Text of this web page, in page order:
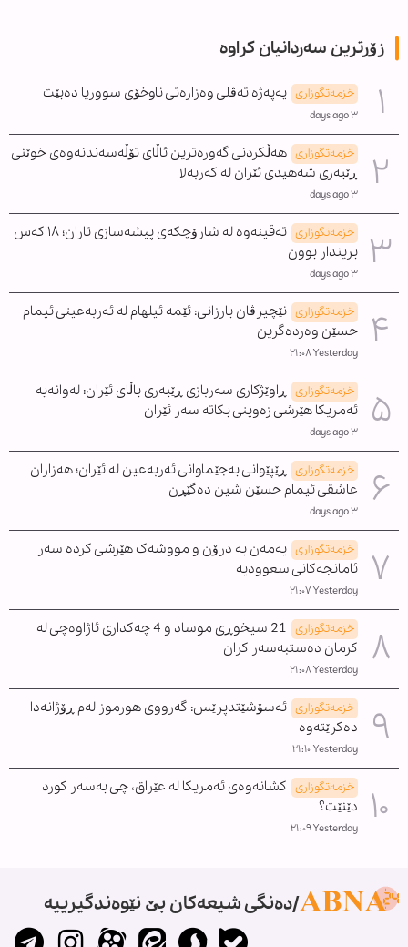
زۆرترین سەردانیان کراوە
خزمەتگوزاری یەپەژە تەڤلی وەزارەتی ناوخۆی سووریا دەبێت
٣ days ago
خزمەتگوزاری هەڵکردنی گەورەترین ئاڵای تۆڵەسەندنەوەی خوێنی
ڕێبەری شەهیدی ئێران لە کەربەلا
٣ days ago
خزمەتگوزاری
تەقینەوە لە شارۆچکەی پیشەسازی تاران؛ ١٨ کەس
بریندار بوون
٣ days ago
خزمەتگوزاری نێچیرڤان بارزانی: ئێمە ئیلهام لە ئەربەعینی ئیمام
حسێن وەردەگرین
Yesterday ٢١:٠٨
خزمەتگوزاری
ڕاوێژکاری سەربازی ڕێبەری باڵای ئێران: لەوانەیە
ئەمریکا هێرشی زەوینی بکاتە سەر ئێران
٣ days ago
خزمەتگوزاری
ڕێپێوانی بەجێماوانی ئەربەعین لە ئێران؛ هەزاران
عاشقی ئیمام حسێن شین دەگێڕن
٣ days ago
خزمەتگوزاری یەمەن بە درۆن و مووشەک هێرشی کردە سەر
ئامانجەکانی سعوودیە
Yesterday ٢١:٠٧
خزمەتگوزاری
21 سیخوڕی موساد و 4 چەکداری ئاژاوەچی لە
کرمان دەستبەسەر کران
Yesterday ٢١:٠٨
خزمەتگوزاری ئەسۆشێتدپرێس: گەرووی هورموز لەم ڕۆژانەدا
دەکرێتەوە
Yesterday ٢١:١٠
خزمەتگوزاری کشانەوەی ئەمریکا لە عێراق، چی بەسەر کورد
دێنێت؟
Yesterday ٢١:٠٩
دەنگی شیعەکان بێ نێوەندگیرییە